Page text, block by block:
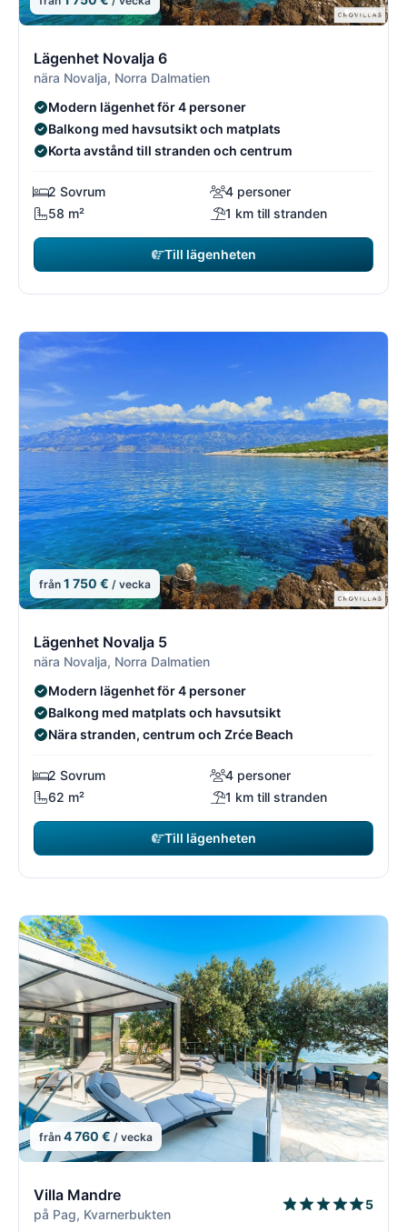
Lägenhet Novalja 6
nära Novalja, Norra Dalmatien
Modern lägenhet för 4 personer
Balkong med havsutsikt och matplats
Korta avstånd till stranden och centrum
2 Sovrum
4 personer
58 m²
1 km till stranden
Till lägenheten
från 1 750 € / vecka
Lägenhet Novalja 5
nära Novalja, Norra Dalmatien
Modern lägenhet för 4 personer
Balkong med matplats och havsutsikt
Nära stranden, centrum och Zrće Beach
2 Sovrum
4 personer
62 m²
1 km till stranden
Till lägenheten
från 4 760 € / vecka
Villa Mandre
på Pag, Kvarnerbukten
5